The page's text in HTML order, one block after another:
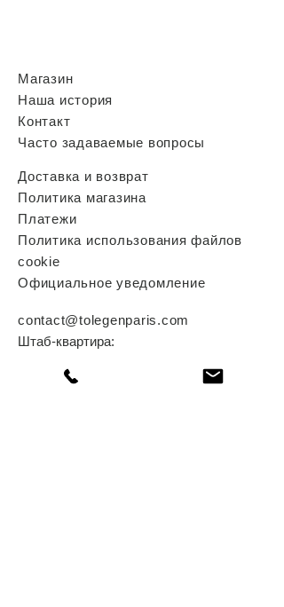
Магазин
Наша история
Контакт
Часто задаваемые вопросы
Доставка и возврат
Политика магазина
Платежи
Политика использования файлов
cookie
Официальное уведомление
contact@tolegenparis.com
Штаб-квартира:
75001 Paris